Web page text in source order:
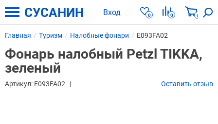
Вход 0 0 0
СУСАНИН
Главная Туризм Налобные фонари E093FA02
Фонарь налобный Petzl TIKKA,
зеленый
Артикул: E093FA02 Оставить отзыв